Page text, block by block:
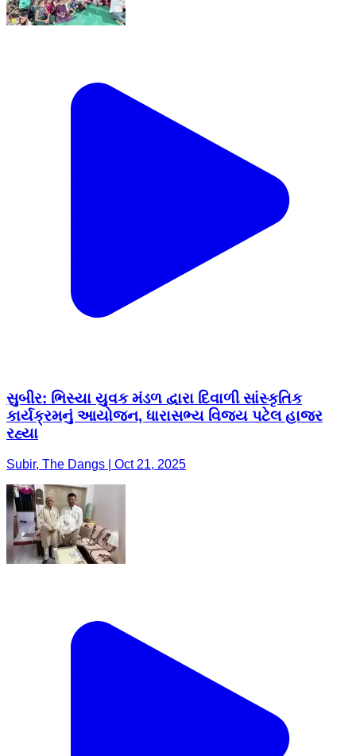
સુબીર: ભિસ્યા યુવક મંડળ દ્વારા દિવાળી સાંસ્કૃતિક
કાર્યક્રમનું આયોજન, ધારાસભ્ય વિજય પટેલ હાજર
રહ્યા
Subir, The Dangs | Oct 21, 2025